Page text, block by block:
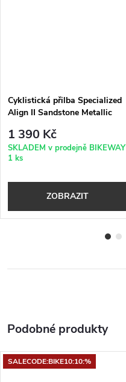
Cyklistická přilba Specialized
Align II Sandstone Metallic
1 390 Kč
SKLADEM v prodejně BIKEWAY
1 ks
ZOBRAZIT
SALECODE:BIKE10:10:%